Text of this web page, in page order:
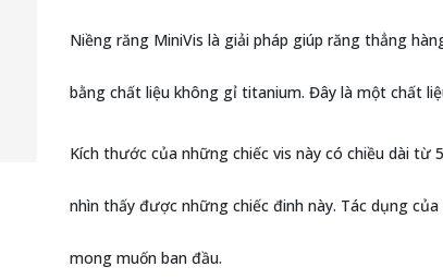
Niềng răng MiniVis là giải pháp giúp răng thẳng
bằng chất liệu không gỉ titanium. Đây là một chất
Kích thước của những chiếc vis này có chiều dài
nhìn thấy được những chiếc đinh này. Tác dụng
mong muốn ban đầu.